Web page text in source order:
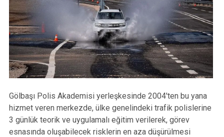
Gölbaşı Polis Akademisi yerleşkesinde 2004'ten bu yana
hizmet veren merkezde, ülke genelindeki trafik polislerine
3 günlük teorik ve uygulamalı eğitim verilerek, görev
esnasında oluşabilecek risklerin en aza düşürülmesi